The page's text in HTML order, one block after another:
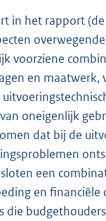
in het rapport
voorziene
en maatwerk,
oneigenlijk
dat bij de
een
en financiële
die